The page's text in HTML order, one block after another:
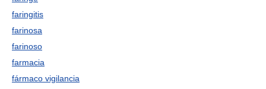
faringitis
farinosa
farinoso
farmacia
fármaco vigilancia